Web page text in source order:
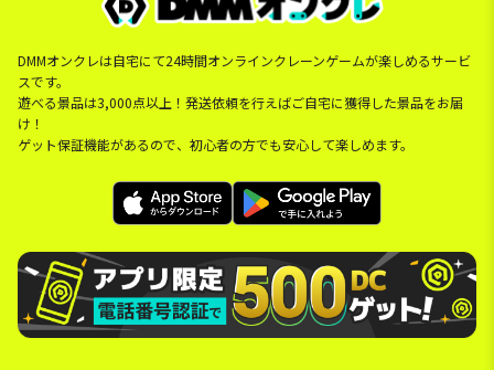
DMMオンクレは自宅にて24時間オンラインクレーンゲームが楽しめるサービ
スです。
遊べる景品は3,000点以上！発送依頼を行えばご自宅に獲得した景品をお届
け！
ゲット保証機能があるので、初心者の方でも安心して楽しめます。